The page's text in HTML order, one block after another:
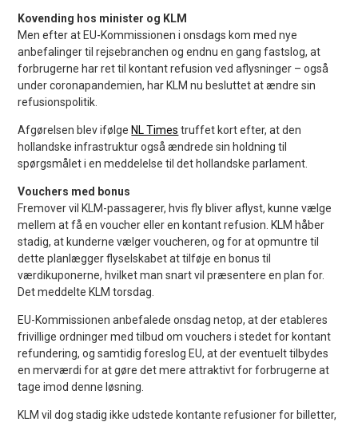
Kovending hos minister og KLM
Men efter at EU-Kommissionen i onsdags kom med nye
anbefalinger til rejsebranchen og endnu en gang fastslog, at
forbrugerne har ret til kontant refusion ved aflysninger – også
under coronapandemien, har KLM nu besluttet at ændre sin
refusionspolitik.
Afgørelsen blev ifølge NL Times truffet kort efter, at den
hollandske infrastruktur også ændrede sin holdning til
spørgsmålet i en meddelelse til det hollandske parlament.
Vouchers med bonus
Fremover vil KLM-passagerer, hvis fly bliver aflyst, kunne vælge
mellem at få en voucher eller en kontant refusion. KLM håber
stadig, at kunderne vælger voucheren, og for at opmuntre til
dette planlægger flyselskabet at tilføje en bonus til
værdikuponerne, hvilket man snart vil præsentere en plan for.
Det meddelte KLM torsdag.
EU-Kommissionen anbefalede onsdag netop, at der etableres
frivillige ordninger med tilbud om vouchers i stedet for kontant
refundering, og samtidig foreslog EU, at der eventuelt tilbydes
en merværdi for at gøre det mere attraktivt for forbrugerne at
tage imod denne løsning.
KLM vil dog stadig ikke udstede kontante refusioner for billetter,